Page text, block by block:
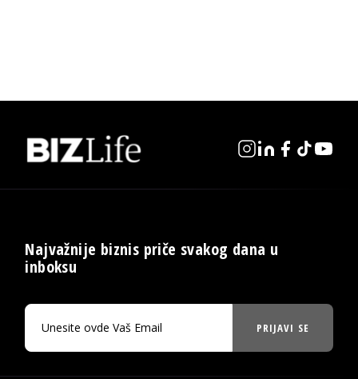
Najvažnije biznis priče svakog dana u
inboksu
PRIJAVI SE